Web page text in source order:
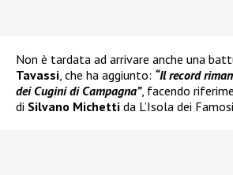
Non è tardata ad arrivare anche una
Tavassi, che ha aggiunto: “Il record
dei Cugini di Campagna”, facendo
di Silvano Michetti da L’Isola dei